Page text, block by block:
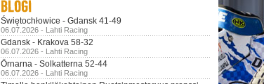
Świętochłowice - Gdansk 41-49
06.07.2026 - Lahti Racing
Gdansk - Krakova 58-32
06.07.2026 - Lahti Racing
Örnarna - Solkatterna 52-44
06.07.2026 - Lahti Racing